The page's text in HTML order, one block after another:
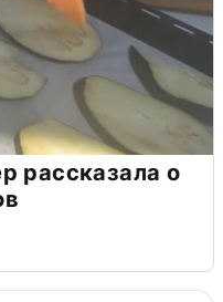
рассказала о